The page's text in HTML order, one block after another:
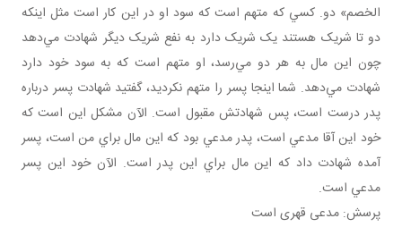
الخصم» دو. کسي که متهم است که سود او در اين کار است مثل اينکه
دو تا شريک‌ هستند يک شريک دارد به نفع شريک ديگر شهادت مي‌دهد
چون اين مال به هر دو مي‌رسد، او متهم است که به سود خود دارد
شهادت مي‌دهد. شما اينجا پسر را متهم نکرديد، گفتيد شهادت پسر درباره
پدر درست است، پس شهادتش مقبول است. الآن مشکل اين است که
خود اين آقا مدعي است، پدر مدعي بود که اين مال براي من است، پسر
آمده شهادت داد که اين مال براي اين پدر است. الآن خود اين پسر
مدعي است.
پرسش: مدعی قهری است